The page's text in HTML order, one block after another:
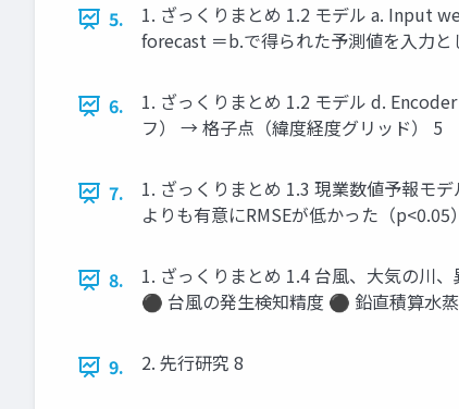
5.
1. ざっくりまとめ 1.2 モデル a. Input
forecast ＝b.で得られた予測値を入力
6.
1. ざっくりまとめ 1.2 モデル d.
フ） → 格子点（緯度経度グリッド） 5
7.
1. ざっくりまとめ 1.3 現業数値予報モ
よりも有意にRMSEが低かった（
8.
1. ざっくりまとめ 1.4 台風、大気の川
⚫ 台風の発生検知精度 ⚫ 鉛直積算水
9. 2. 先行研究 8